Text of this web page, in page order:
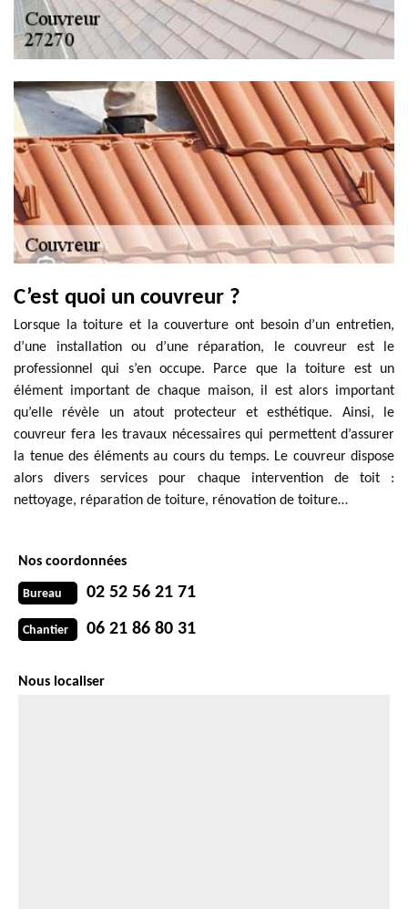
C’est quoi un couvreur ?
Lorsque la toiture et la couverture ont besoin d’un entretien,
d’une installation ou d’une réparation, le couvreur est le
professionnel qui s’en occupe. Parce que la toiture est un
élément important de chaque maison, il est alors important
qu’elle révèle un atout protecteur et esthétique. Ainsi, le
couvreur fera les travaux nécessaires qui permettent d’assurer
la tenue des éléments au cours du temps. Le couvreur dispose
alors divers services pour chaque intervention de toit :
nettoyage, réparation de toiture, rénovation de toiture…
Nos coordonnées
Bureau 02 52 56 21 71
Chantier 06 21 86 80 31
Nous localiser